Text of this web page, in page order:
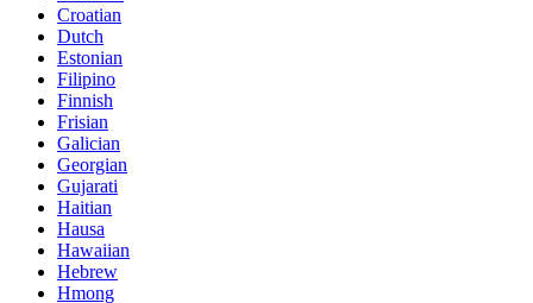
Croatian
Dutch
Estonian
Filipino
Finnish
Frisian
Galician
Georgian
Gujarati
Haitian
Hausa
Hawaiian
Hebrew
Hmong